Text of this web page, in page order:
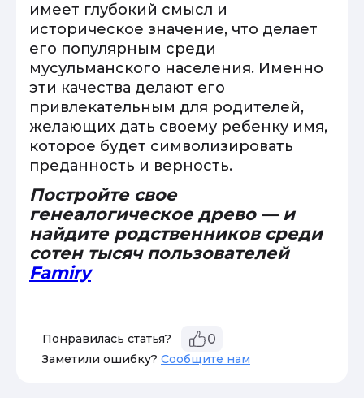
имеет глубокий смысл и
историческое значение, что делает
его популярным среди
мусульманского населения. Именно
эти качества делают его
привлекательным для родителей,
желающих дать своему ребенку имя,
которое будет символизировать
преданность и верность.
Постройте свое
генеалогическое древо — и
найдите родственников среди
сотен тысяч пользователей
Famiry
Понравилась статья? 0
Заметили ошибку? Сообщите нам